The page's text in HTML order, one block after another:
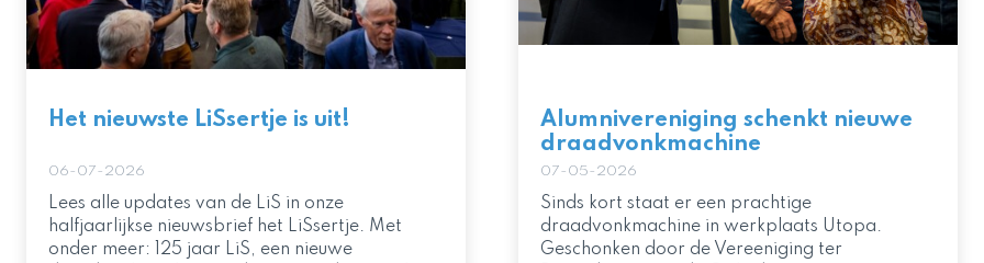
Het nieuwste LiSsertje is uit!
06-07-2026
Lees alle updates van de LiS in onze
halfjaarlijkse nieuwsbrief het LiSsertje. Met
onder meer: 125 jaar LiS, een nieuwe
Alumnivereniging schenkt nieuwe
draadvonkmachine
07-05-2026
Sinds kort staat er een prachtige
draadvonkmachine in werkplaats Utopa.
Geschonken door de Vereeniging ter